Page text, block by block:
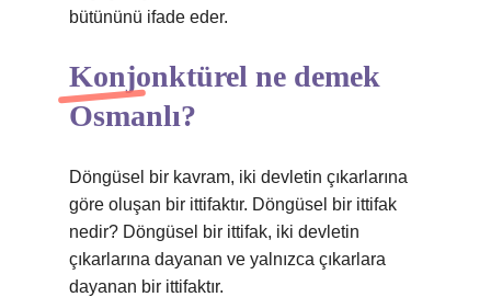
bütününü ifade eder.
Konjonktürel ne demek
Osmanlı?
Döngüsel bir kavram, iki devletin çıkarlarına
göre oluşan bir ittifaktır. Döngüsel bir ittifak
nedir? Döngüsel bir ittifak, iki devletin
çıkarlarına dayanan ve yalnızca çıkarlara
dayanan bir ittifaktır.